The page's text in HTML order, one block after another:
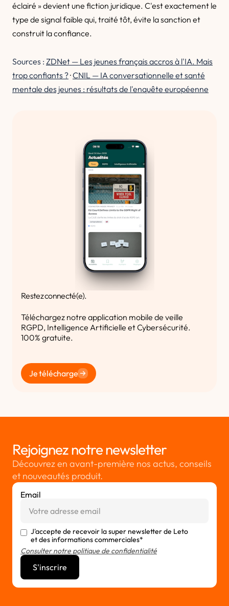
éclairé » devient une fiction juridique. C'est exactement le
type de signal faible qui, traité tôt, évite la sanction et
construit la confiance.
Sources : ZDNet — Les jeunes français accros à l'IA. Mais
trop confiants ?·CNIL — IA conversationnelle et santé
mentale des jeunes : résultats de l'enquête européenne
Restez connecté(e).
Téléchargez notre application mobile de veille
RGPD, Intelligence Artificielle et Cybersécurité.
100% gratuite.
Je télécharge
Rejoignez notre newsletter
Découvrez en avant-première nos actus, conseils
et nouveautés produit.
Email
J'accepte de recevoir la super newsletter de Leto
et des informations commerciales*
Consulter notre politique de confidentialité